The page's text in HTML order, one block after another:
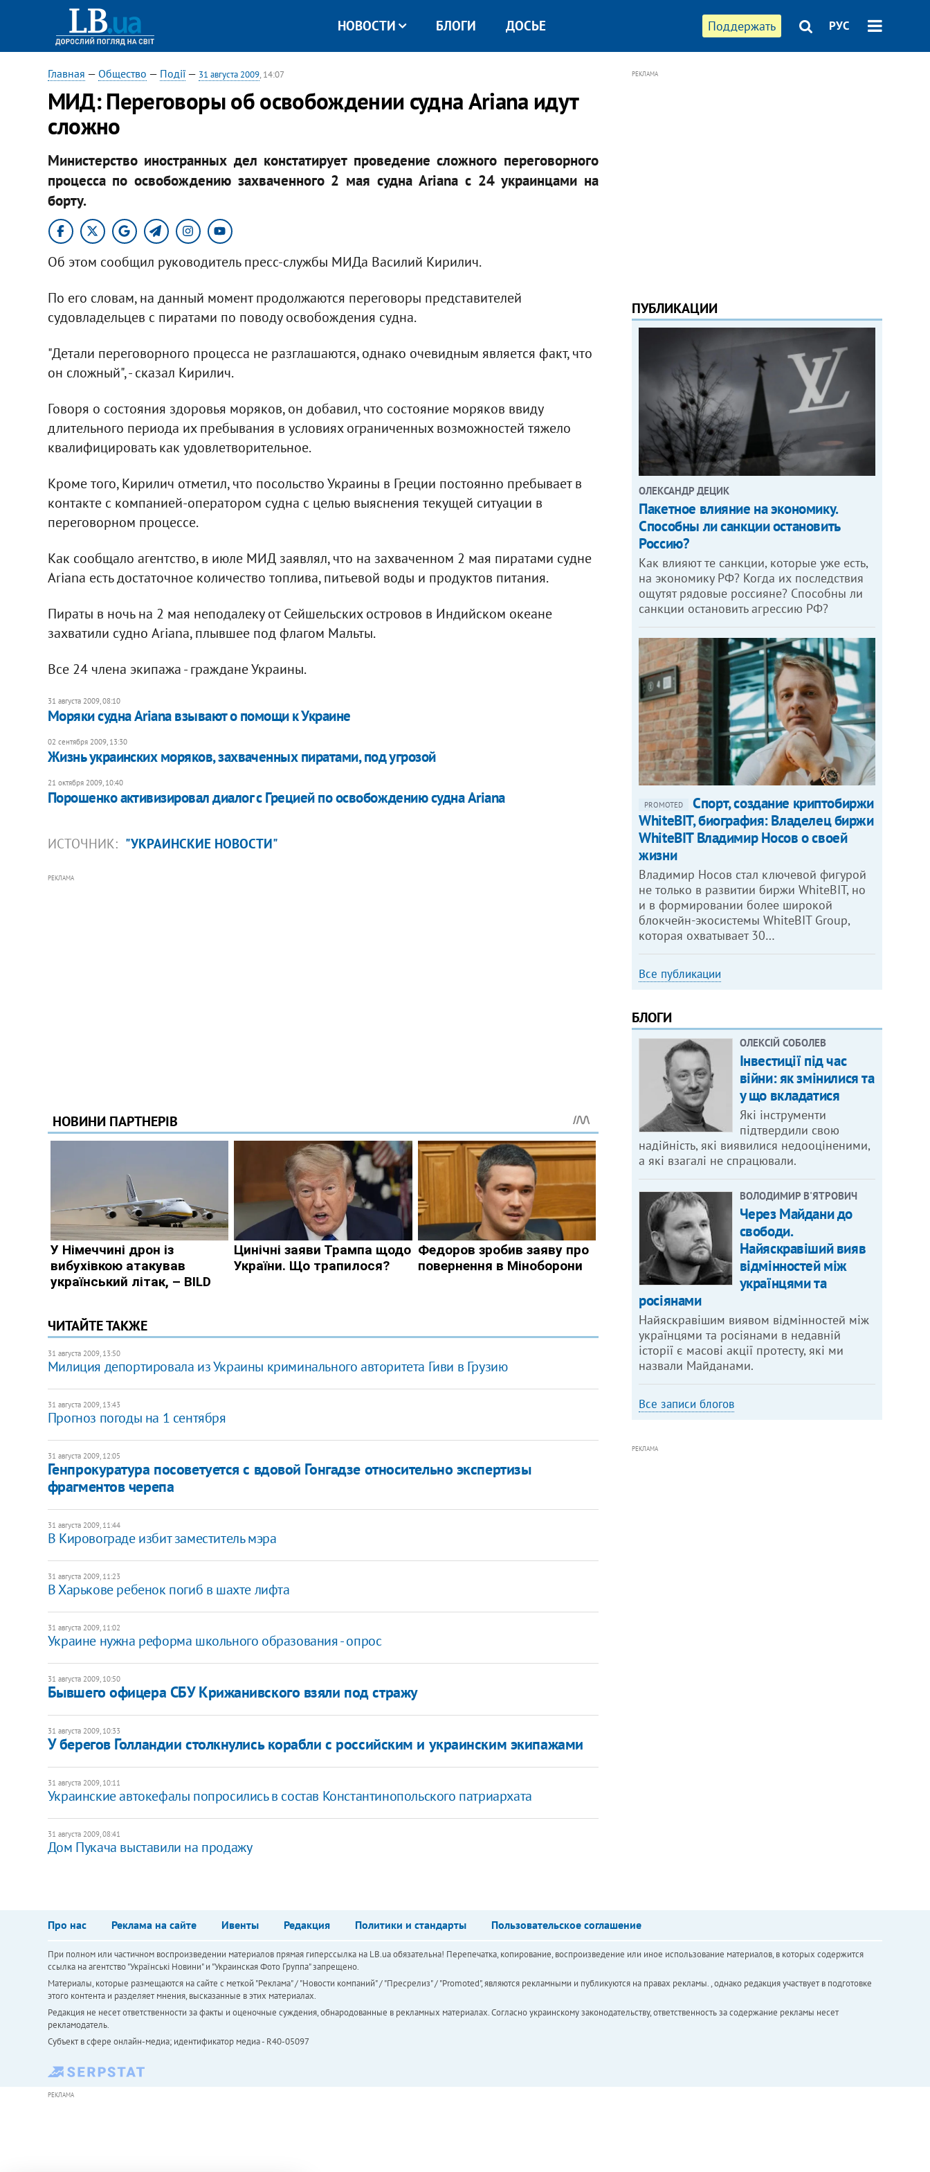
Поддержать РУС
НОВОСТИ БЛОГИ ДОСЬЕ
Главная — Общество — Події— 31 августа 2009, 14:07
МИД: Переговоры об освобождении судна Ariana идут
сложно
Министерство иностранных дел констатирует проведение сложного переговорного
процесса по освобождению захваченного 2 мая судна Ariana с 24 украинцами на
борту.
Об этом сообщил руководитель пресс-службы МИДа Василий Кирилич.
По его словам, на данный момент продолжаются переговоры представителей
судовладельцев с пиратами по поводу освобождения судна.
"Детали переговорного процесса не разглашаются, однако очевидным является факт, что
он сложный", - сказал Кирилич.
Говоря о состояния здоровья моряков, он добавил, что состояние моряков ввиду
длительного периода их пребывания в условиях ограниченных возможностей тяжело
квалифицировать как удовлетворительное.
Кроме того, Кирилич отметил, что посольство Украины в Греции постоянно пребывает в
контакте с компанией-оператором судна с целью выяснения текущей ситуации в
переговорном процессе.
Как сообщало агентство, в июле МИД заявлял, что на захваченном 2 мая пиратами судне
Ariana есть достаточное количество топлива, питьевой воды и продуктов питания.
Пираты в ночь на 2 мая неподалеку от Сейшельских островов в Индийском океане
захватили судно Ariana, плывшее под флагом Мальты.
Все 24 члена экипажа - граждане Украины.
31 августа 2009, 08:10
Моряки судна Ariana взывают о помощи к Украине
02 сентября 2009, 13:30
Жизнь украинских моряков, захваченных пиратами, под угрозой
21 октября 2009, 10:40
Порошенко активизировал диалог с Грецией по освобождению судна Ariana
ИСТОЧНИК: "УКРАИНСКИЕ НОВОСТИ"
РЕКЛАМА
ЧИТАЙТЕ ТАКЖЕ
31 августа 2009, 13:50
Милиция депортировала из Украины криминального авторитета Гиви в Грузию
31 августа 2009, 13:43
Прогноз погоды на 1 сентября
31 августа 2009, 12:05
Генпрокуратура посоветуется с вдовой Гонгадзе относительно экспертизы
фрагментов черепа
31 августа 2009, 11:44
В Кировограде избит заместитель мэра
31 августа 2009, 11:23
В Харькове ребенок погиб в шахте лифта
31 августа 2009, 11:02
Украине нужна реформа школьного образования - опрос
31 августа 2009, 10:50
Бывшего офицера СБУ Крижанивского взяли под стражу
31 августа 2009, 10:33
У берегов Голландии столкнулись корабли с российским и украинским экипажами
31 августа 2009, 10:11
Украинские автокефалы попросились в состав Константинопольского патриархата
31 августа 2009, 08:41
Дом Пукача выставили на продажу
РЕКЛАМА
ПУБЛИКАЦИИ
ОЛЕКСАНДР ДЕЦИК
Пакетное влияние на экономику.
Способны ли санкции остановить
Россию?
Как влияют те санкции, которые уже есть,
на экономику РФ? Когда их последствия
ощутят рядовые россияне? Способны ли
санкции остановить агрессию РФ?
PROMOTED
Спорт, создание криптобиржи
WhiteBIT, биография: Владелец биржи
WhiteBIT Владимир Носов о своей
жизни
Владимир Носов стал ключевой фигурой
не только в развитии биржи WhiteBIT, но
и в формировании более широкой
блокчейн-экосистемы WhiteBIT Group,
которая охватывает 30…
Все публикации
БЛОГИ
ОЛЕКСІЙ СОБОЛЕВ
Інвестиції під час
війни: як змінилися та
у що вкладатися
Які інструменти
підтвердили свою
надійність, які виявилися недооціненими,
а які взагалі не спрацювали.
ВОЛОДИМИР В'ЯТРОВИЧ
Через Майдани до
свободи.
Найяскравіший вияв
відмінностей між
українцями та
росіянами
Найяскравішим виявом відмінностей між
українцями та росіянами в недавній
історії є масові акції протесту, які ми
назвали Майданами.
Все записи блогов
РЕКЛАМА
Про нас Реклама на сайте Ивенты Редакция Политики и стандарты Пользовательское соглашение
При полном или частичном воспроизведении материалов прямая гиперссылка на LB.ua обязательна! Перепечатка, копирование, воспроизведение или иное использование материалов, в которых содержится
ссылка на агентство "Українськi Новини" и "Украинская Фото Группа" запрещено.
Материалы, которые размещаются на сайте с меткой "Реклама" / "Новости компаний" / "Пресрелиз" / "Promoted", являются рекламными и публикуются на правах рекламы. , однако редакция участвует в подготовке
этого контента и разделяет мнения, высказанные в этих материалах.
Редакция не несет ответственности за факты и оценочные суждения, обнародованные в рекламных материалах. Согласно украинскому законодательству, ответственность за содержание рекламы несет
рекламодатель.
Субъект в сфере онлайн-медиа; идентификатор медиа - R40-05097
РЕКЛАМА